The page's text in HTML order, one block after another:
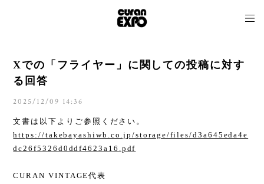
Xでの「フライヤー」に関しての投稿に対す
る回答
2025/12/09 14:36
文書は以下よりご参照ください。
https://takebayashiwb.co.jp/storage/files/d3a645eda4e
dc26f5326d0ddf4623a16.pdf
CURAN VINTAGE代表